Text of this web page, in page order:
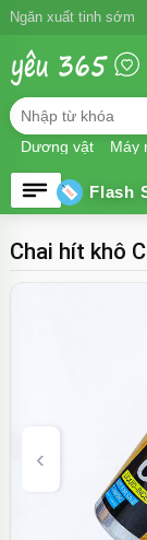
Ngăn xuất tinh sớm
Dương vật Máy
Flash
Chai hít khô